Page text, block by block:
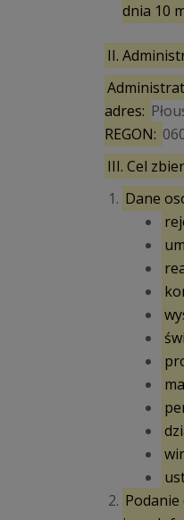
dnia 10
II.
adres:
REGON:
III. Cel
Dane